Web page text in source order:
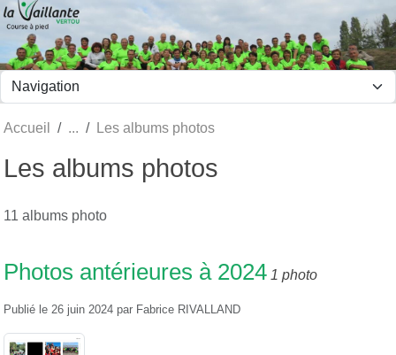
Accueil Les albums photos
Les albums photos
11 albums photo
Photos antérieures à 2024 1 photo
Publié le 26 juin 2024 par Fabrice RIVALLAND
Panneau de gestion des cookies